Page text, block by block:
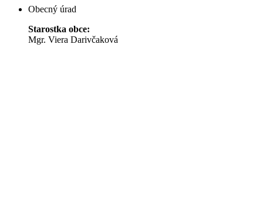
Obecný úrad
Starostka obce:
Mgr. Viera Darivčaková